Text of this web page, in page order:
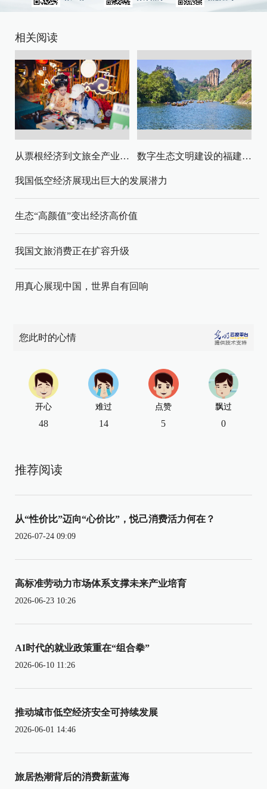
相关阅读
从票根经济到文旅全产业链升级 数字生态文明建设的福建路径与启示
我国低空经济展现出巨大的发展潜力
生态“高颜值”变出经济高价值
我国文旅消费正在扩容升级
用真心展现中国，世界自有回响
您此时的心情
开心
48
难过
14
点赞
5
飘过
0
推荐阅读
从“性价比”迈向“心价比”，悦己消费活力何在？
2026-07-24 09:09
高标准劳动力市场体系支撑未来产业培育
2026-06-23 10:26
AI时代的就业政策重在“组合拳”
2026-06-10 11:26
推动城市低空经济安全可持续发展
2026-06-01 14:46
旅居热潮背后的消费新蓝海